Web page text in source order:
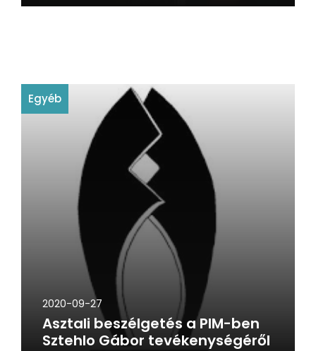
Egyéb
2020-09-27
Asztali beszélgetés a PIM-ben
Sztehlo Gábor tevékenységéről